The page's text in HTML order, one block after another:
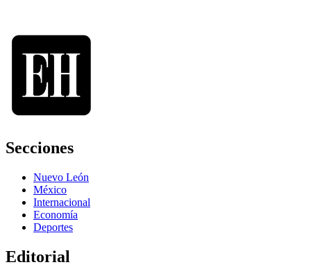
Secciones
Nuevo León
México
Internacional
Economía
Deportes
Editorial